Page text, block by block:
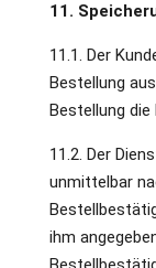
11.
11.1. Der
Bestellung
Bestellung
11.2. Der
unmittelbar
ihm